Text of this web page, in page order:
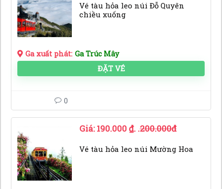
Vé tàu hỏa leo núi Đỗ Quyên
chiều xuống
Ga xuất phát: Ga Trúc Mây
ĐẶT VÉ
0
Giá:190.000₫. .200.000đ
Vé tàu hỏa leo núi Mường Hoa